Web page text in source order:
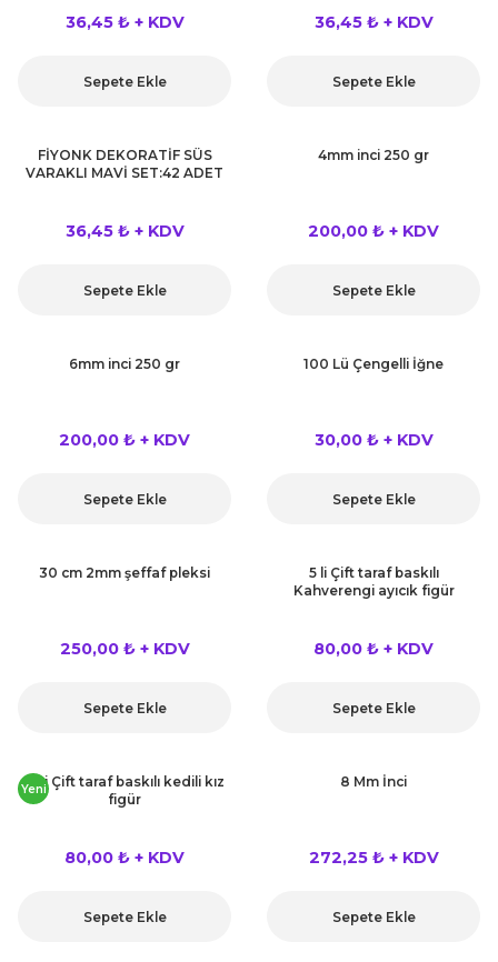
ve Dekor Maske
36,45 ₺ + KDV
Sepete Ekle
36,45 ₺ + KDV
Sepete Ekle
FİYONK DEKORATİF SÜS
VARAKLI MAVİ SET:42 ADET
36,45 ₺ + KDV
Sepete Ekle
4mm inci 250 gr
200,00 ₺ + KDV
Sepete Ekle
6mm inci 250 gr
200,00 ₺ + KDV
Sepete Ekle
100 Lü Çengelli İğne
30,00 ₺ + KDV
Sepete Ekle
30 cm 2mm şeffaf pleksi
250,00 ₺ + KDV
Sepete Ekle
5 li Çift taraf baskılı
Kahverengi ayıcık figür
80,00 ₺ + KDV
Sepete Ekle
Yeni
5 Li Çift taraf baskılı kedili kız
figür
80,00 ₺ + KDV
Sepete Ekle
8 Mm İnci
272,25 ₺ + KDV
Sepete Ekle